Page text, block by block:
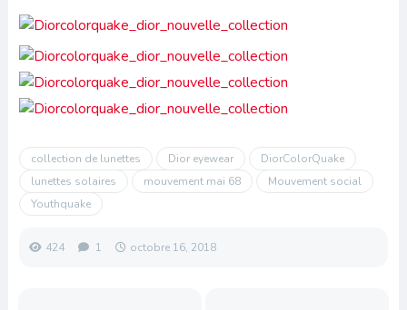
collection de lunettes Dior eyewear
DiorColorQuake
lunettes solaires
mouvement mai 68
Mouvement social
Youthquake
424 1 octobre 16, 2018